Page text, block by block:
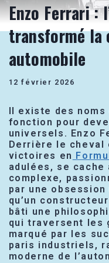
Enzo Ferrari :
transformé la
automobile
12 février 2026
Il existe des
fonction pour
universels. Enzo
Derrière le cheval
victoires en
adulées, se cache
complexe,
par une
qu’un
bâti une
qui traversent les
marqué par les
paris industriels,
moderne de